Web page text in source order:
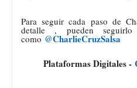
Para seguir cada paso de
detalle , pueden
como @CharlieCruzSalsa
Plataformas Digitales -